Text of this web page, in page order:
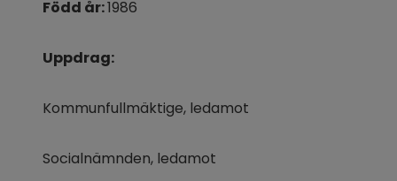
Född år: 1986
Uppdrag:
Kommunfullmäktige, ledamot
Socialnämnden, ledamot